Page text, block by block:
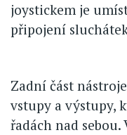
joystickem je
připojení
Zadní část
vstupy a výstupy,
řadách nad